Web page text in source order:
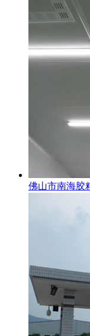
佛山市南海胶